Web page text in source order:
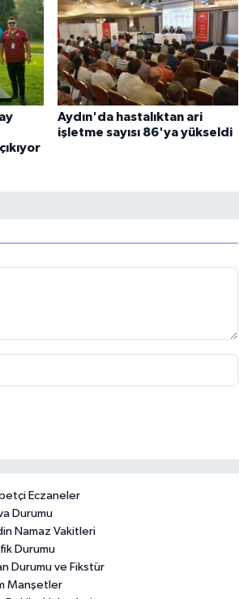
Aydın'da hastalıktan ari
işletme sayısı 86'ya yükseldi
Eczaneler
Durumu
Namaz Vakitleri
Durumu
Durumu ve Fikstür
Manşetler